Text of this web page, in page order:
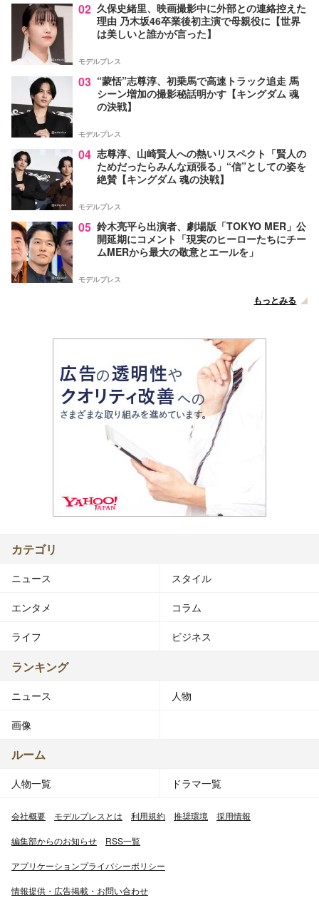
02 久保史緒里、映画撮影中に外部との連絡控えた
理由 乃木坂46卒業後初主演で母親役に【世界
は美しいと誰かが言った】
モデルプレス
03 “蒙恬”志尊淳、初乗馬で高速トラック追走 馬
シーン増加の撮影秘話明かす【キングダム 魂
の決戦】
モデルプレス
04 志尊淳、山崎賢人への熱いリスペクト「賢人の
ためだったらみんな頑張る」“信”としての姿を
絶賛【キングダム 魂の決戦】
モデルプレス
05 鈴木亮平ら出演者、劇場版「TOKYO MER」公
開延期にコメント「現実のヒーローたちにチー
ムMERから最大の敬意とエールを」
モデルプレス
もっとみる
カテゴリ
ニュース スタイル
エンタメ コラム
ライフ ビジネス
ランキング
ニュース 人物
画像
ルーム
人物一覧 ドラマ一覧
会社概要 モデルプレスとは 利用規約 推奨環境 採用情報
編集部からのお知らせ RSS一覧
アプリケーションプライバシーポリシー
情報提供・広告掲載・お問い合わせ